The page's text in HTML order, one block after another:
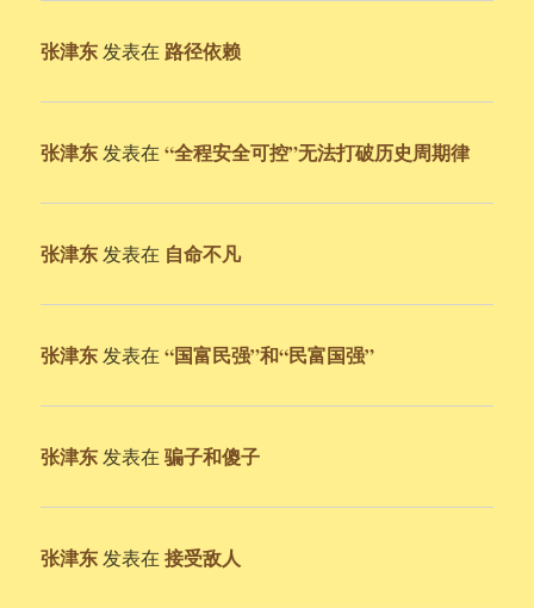
张津东 发表在 路径依赖
张津东 发表在“全程安全可控”无法打破历史周期律
张津东 发表在 自命不凡
张津东 发表在“国富民强”和“民富国强”
张津东 发表在骗子和傻子
张津东 发表在接受敌人